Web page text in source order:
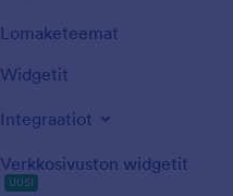
Lomaketeemat
Widgetit
Integraatiot
Verkkosivuston widgetit
UUSI